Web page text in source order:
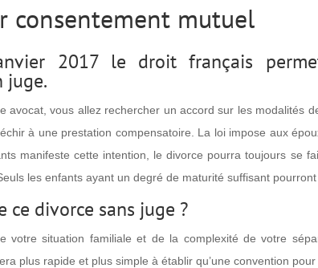
consentement mutuel
2017 le droit français
juge.
avocat, vous allez rechercher un accord sur les modalités
à une prestation compensatoire. La loi impose aux
manifeste cette intention, le divorce pourra toujours se
les enfants ayant un degré de maturité suffisant
ce divorce sans juge ?
votre situation familiale et de la complexité de votre
plus rapide et plus simple à établir qu’une convention